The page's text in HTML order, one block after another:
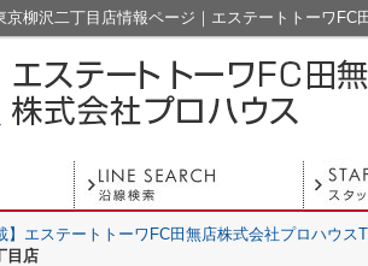
京柳沢二丁目店情報ページ｜エステートトーワFC
】エステートトーワFC田無店株式会社プロハウス
目店